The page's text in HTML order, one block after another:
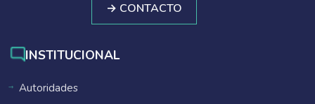
→ CONTACTO
INSTITUCIONAL
Autoridades